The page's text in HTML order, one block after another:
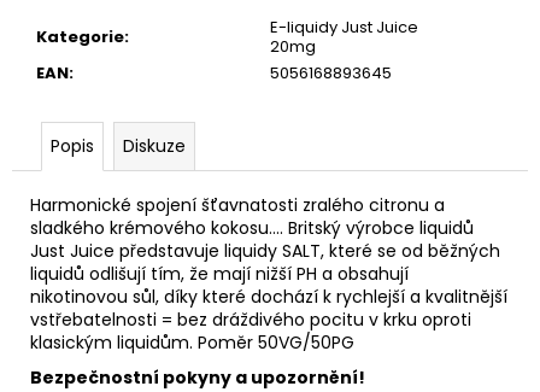
Kategorie:
E-liquidy Just Juice
20mg
EAN: 5056168893645
Popis Diskuze
Harmonické spojení šťavnatosti zralého citronu a
sladkého krémového kokosu.... Britský výrobce liquidů
Just Juice představuje liquidy SALT, které se od běžných
liquidů odlišují tím, že mají nižší PH a obsahují
nikotinovou sůl, díky které dochází k rychlejší a kvalitnější
vstřebatelnosti = bez dráždivého pocitu v krku oproti
klasickým liquidům. Poměr 50VG/50PG
Bezpečnostní pokyny a upozornění!
u
e
m
OXVA
XLIM
TOP
FILL
SS
POD
CARTRIDGE
1,2OHM
2ML